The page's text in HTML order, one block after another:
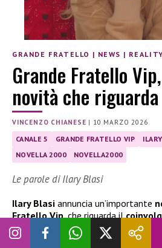
GRANDE FRATELLO | NEWS |
Grande Fratello
novità che
VINCENZO CHIANESE | 10 MARZO 2026
CANALE 5 GRANDE FRATELLO VIP
NOVELLA 2000
NOVELLA2000
Le parole di Ilary Blasi
Ilary Blasi annuncia un’importante
Fratello Vip, che riguarda il
ecco di cosa si tratta e le parole